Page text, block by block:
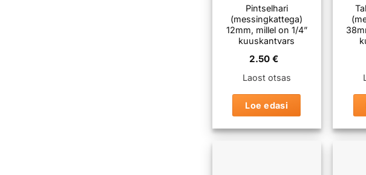
Pintselhari
(messingkattega)
12mm, millel on 1/4”
kuuskantvars
2.50 €
Laost otsas
Loe edasi